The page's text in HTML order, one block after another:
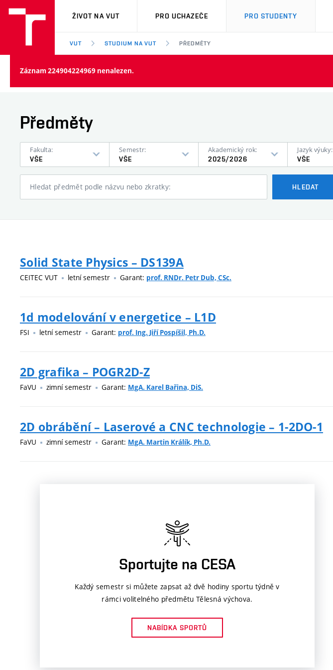
VUT
ŽIVOT NA VUT PRO UCHAZEČE PRO STUDENTY
VUT STUDIUM NA VUT PŘEDMĚTY
Záznam 224904224969 nenalezen.
Předměty
Fakulta:
VŠE
Semestr:
VŠE
Akademický rok:
2025/2026
Jazyk výuky:
VŠE
Hledat předmět podle názvu nebo zkratky: HLEDAT
Solid State Physics – DS139A
CEITEC VUT letní semestr Garant: prof. RNDr. Petr Dub, CSc.
1d modelování v energetice – L1D
FSI letní semestr Garant: prof. Ing. Jiří Pospíšil, Ph.D.
2D grafika – POGR2D-Z
FaVU zimní semestr Garant: MgA. Karel Bařina, DiS.
2D obrábění – Laserové a CNC technologie – 1-2DO-1
FaVU zimní semestr Garant: MgA. Martin Králík, Ph.D.
Sportujte na CESA
Každý semestr si můžete zapsat až dvě hodiny sportu týdně v
rámci volitelného předmětu Tělesná výchova.
NABÍDKA SPORTŮ